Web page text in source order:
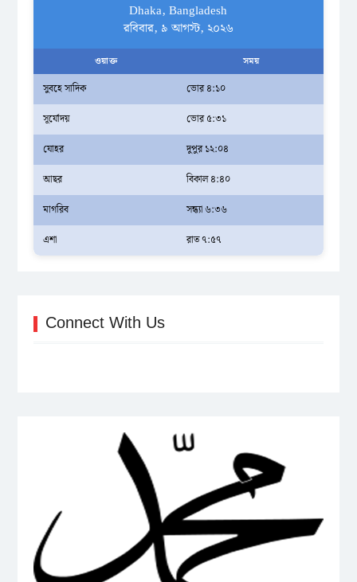
Dhaka, Bangladesh
রবিবার, ৯ আগস্ট, ২০২৬
ওয়াক্ত সময়
সুবহে সাদিক
ভোর ৪:১০
সূর্যোদয়
ভোর ৫:৩১
যোহর
দুপুর ১২:০৪
আছর
বিকাল ৪:৪০
মাগরিব
সন্ধ্যা ৬:৩৬
এশা
রাত ৭:৫৭
Connect With Us